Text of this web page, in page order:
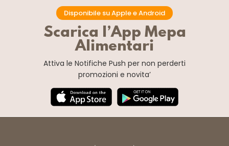
Disponibile su Apple e Android
Scarica l’App Mepa
Alimentari
Attiva le Notifiche Push per non perderti
promozioni e novita’